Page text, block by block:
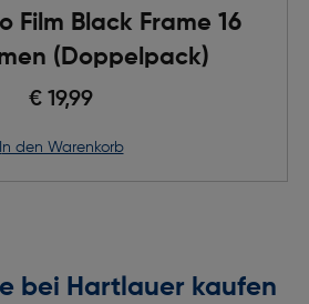
Film Black Frame 16
(Doppelpack)
€ 19,99
in den Warenkorb
bei Hartlauer kaufen